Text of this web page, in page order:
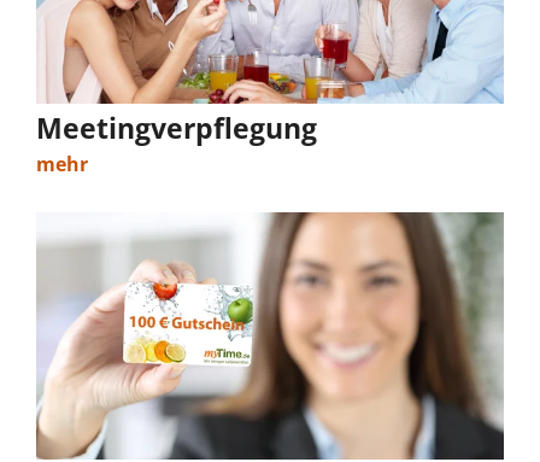
Meetingverpflegung
mehr